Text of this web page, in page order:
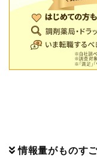
情報量がものす